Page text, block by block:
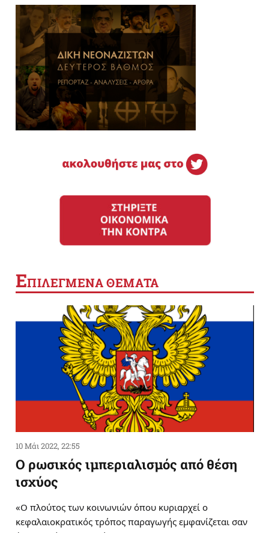
ΕΠΙΛΕΓΜΕΝΑ ΘΕΜΑΤΑ
10 Μάι 2022, 22:55
Ο ρωσικός ιμπεριαλισμός από θέση
ισχύος
«Ο πλούτος των κοινωνιών όπου κυριαρχεί ο
κεφαλαιοκρατικός τρόπος παραγωγής εμφανίζεται σαν